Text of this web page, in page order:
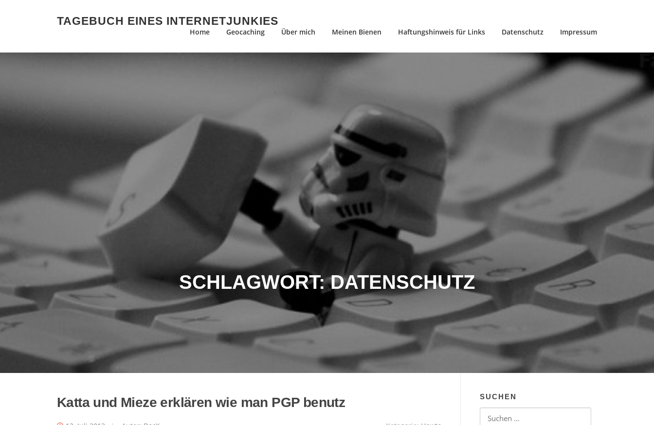
TAGEBUCH EINES INTERNETJUNKIES
Home Geocaching Über mich Meinen Bienen Haftungshinweis für Links Datenschutz Impressum
SCHLAGWORT:DATENSCHUTZ
Katta und Mieze erklären wie man PGP benutz SUCHEN
Suchen nach: